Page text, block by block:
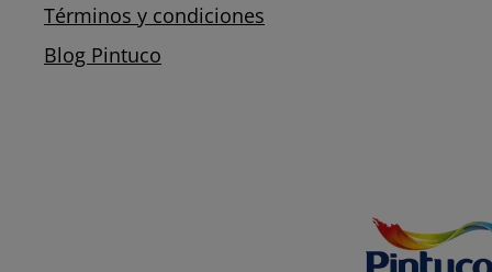
Términos y condiciones
Blog Pintuco